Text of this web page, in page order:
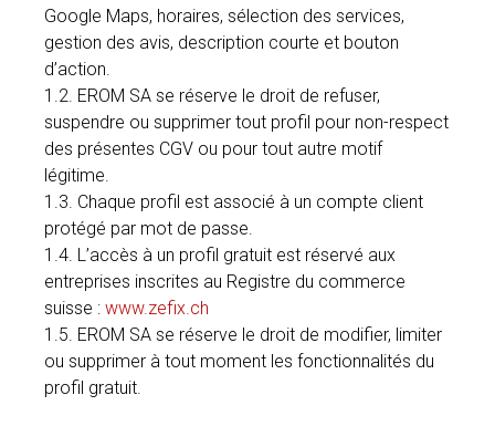
Google Maps, horaires, sélection des services,
gestion des avis, description courte et bouton
d’action.
1.2. EROM SA se réserve le droit de refuser,
suspendre ou supprimer tout profil pour non-respect
des présentes CGV ou pour tout autre motif
légitime.
1.3. Chaque profil est associé à un compte client
protégé par mot de passe.
1.4. L’accès à un profil gratuit est réservé aux
entreprises inscrites au Registre du commerce
suisse : www.zefix.ch
1.5. EROM SA se réserve le droit de modifier, limiter
ou supprimer à tout moment les fonctionnalités du
profil gratuit.